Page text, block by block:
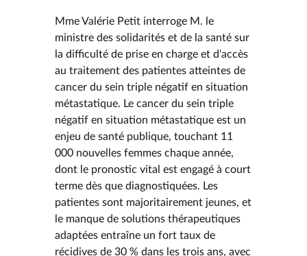
Mme Valérie Petit interroge M. le
ministre des solidarités et de la santé sur
la difficulté de prise en charge et d'accès
au traitement des patientes atteintes de
cancer du sein triple négatif en situation
métastatique. Le cancer du sein triple
négatif en situation métastatique est un
enjeu de santé publique, touchant 11
000 nouvelles femmes chaque année,
dont le pronostic vital est engagé à court
terme dès que diagnostiquées. Les
patientes sont majoritairement jeunes, et
le manque de solutions thérapeutiques
adaptées entraîne un fort taux de
récidives de 30 % dans les trois ans, avec